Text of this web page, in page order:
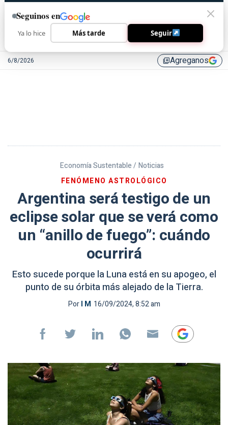
6/8/2026 library_addAgreganos
Economía Sustentable / Noticias
FENÓMENO ASTROLÓGICO
Argentina será testigo de un
eclipse solar que se verá como
un “anillo de fuego”: cuándo
ocurrirá
Esto sucede porque la Luna está en su apogeo, el
punto de su órbita más alejado de la Tierra.
PorI M 16/09/2024, 8:52 am
Seguinos en
Ya lo hice Más tarde Seguir